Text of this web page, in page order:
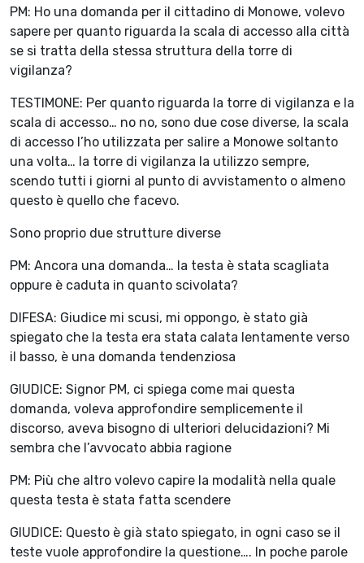
PM: Ho una domanda per il cittadino di Monowe, volevo
sapere per quanto riguarda la scala di accesso alla città
se si tratta della stessa struttura della torre di
vigilanza?
TESTIMONE: Per quanto riguarda la torre di vigilanza e la
scala di accesso… no no, sono due cose diverse, la scala
di accesso l’ho utilizzata per salire a Monowe soltanto
una volta… la torre di vigilanza la utilizzo sempre,
scendo tutti i giorni al punto di avvistamento o almeno
questo è quello che facevo.
Sono proprio due strutture diverse
PM: Ancora una domanda… la testa è stata scagliata
oppure è caduta in quanto scivolata?
DIFESA: Giudice mi scusi, mi oppongo, è stato già
spiegato che la testa era stata calata lentamente verso
il basso, è una domanda tendenziosa
GIUDICE: Signor PM, ci spiega come mai questa
domanda, voleva approfondire semplicemente il
discorso, aveva bisogno di ulteriori delucidazioni? Mi
sembra che l’avvocato abbia ragione
PM: Più che altro volevo capire la modalità nella quale
questa testa è stata fatta scendere
GIUDICE: Questo è già stato spiegato, in ogni caso se il
teste vuole approfondire la questione…. In poche parole